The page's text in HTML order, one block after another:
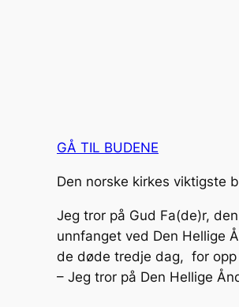
GÅ TIL BUDENE
Den norske kirkes viktigste
Jeg tror på Gud Fa(de)r,
unnfanget ved Den Hellige
de døde tredje dag, for opp
– Jeg tror på Den Hellige